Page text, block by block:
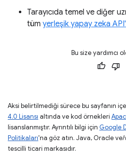
Tarayıcıda temel ve diğer
tüm yerleşik yapay zeka
Bu size yardımcı
Aksi belirtilmediği sürece bu sayfanın
4.0 Lisansı altında ve kod örnekleri
lisanslanmıştır. Ayrıntılı bilgi için Google
Politikaları'na göz atın. Java, Oracle ve/
tescilli ticari markasıdır.